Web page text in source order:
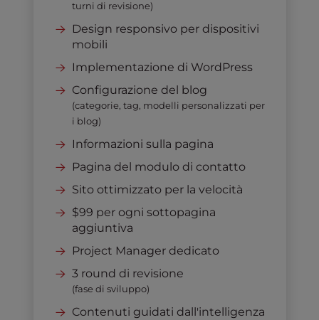
turni di revisione)
Design responsivo per dispositivi
mobili
Implementazione di WordPress
Configurazione del blog
(categorie, tag, modelli personalizzati per
i blog)
Informazioni sulla pagina
Pagina del modulo di contatto
Sito ottimizzato per la velocità
$99 per ogni sottopagina
aggiuntiva
Project Manager dedicato
3 round di revisione
(fase di sviluppo)
Contenuti guidati dall'intelligenza